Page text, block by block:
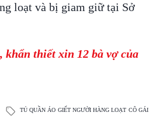
loạt và bị giam giữ tại Sở
khẩn thiết xin 12 bà vợ của
TỦ QUẦN ÁO GIẾT NGƯỜI HÀNG LOẠT CÔ GÁI